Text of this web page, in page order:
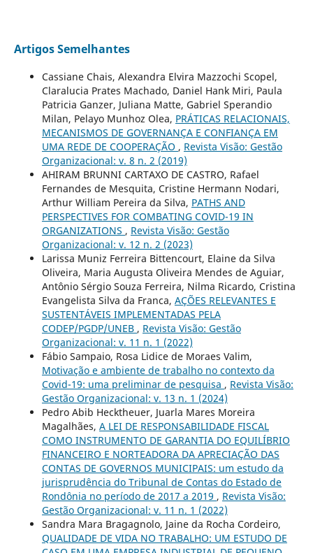
Artigos Semelhantes
Cassiane Chais, Alexandra Elvira Mazzochi Scopel,
Claralucia Prates Machado, Daniel Hank Miri, Paula
Patricia Ganzer, Juliana Matte, Gabriel Sperandio
Milan, Pelayo Munhoz Olea, PRÁTICAS RELACIONAIS,
MECANISMOS DE GOVERNANÇA E CONFIANÇA EM
UMA REDE DE COOPERAÇÃO , Revista Visão: Gestão
Organizacional: v. 8 n. 2 (2019)
AHIRAM BRUNNI CARTAXO DE CASTRO, Rafael
Fernandes de Mesquita, Cristine Hermann Nodari,
Arthur William Pereira da Silva, PATHS AND
PERSPECTIVES FOR COMBATING COVID-19 IN
ORGANIZATIONS , Revista Visão: Gestão
Organizacional: v. 12 n. 2 (2023)
Larissa Muniz Ferreira Bittencourt, Elaine da Silva
Oliveira, Maria Augusta Oliveira Mendes de Aguiar,
Antônio Sérgio Souza Ferreira, Nilma Ricardo, Cristina
Evangelista Silva da Franca, AÇÕES RELEVANTES E
SUSTENTÁVEIS IMPLEMENTADAS PELA
CODEP/PGDP/UNEB , Revista Visão: Gestão
Organizacional: v. 11 n. 1 (2022)
Fábio Sampaio, Rosa Lidice de Moraes Valim,
Motivação e ambiente de trabalho no contexto da
Covid-19: uma preliminar de pesquisa , Revista Visão:
Gestão Organizacional: v. 13 n. 1 (2024)
Pedro Abib Hecktheuer, Juarla Mares Moreira
Magalhães, A LEI DE RESPONSABILIDADE FISCAL
COMO INSTRUMENTO DE GARANTIA DO EQUILÍBRIO
FINANCEIRO E NORTEADORA DA APRECIAÇÃO DAS
CONTAS DE GOVERNOS MUNICIPAIS: um estudo da
jurisprudência do Tribunal de Contas do Estado de
Rondônia no período de 2017 a 2019 , Revista Visão:
Gestão Organizacional: v. 11 n. 1 (2022)
Sandra Mara Bragagnolo, Jaine da Rocha Cordeiro,
QUALIDADE DE VIDA NO TRABALHO: UM ESTUDO DE